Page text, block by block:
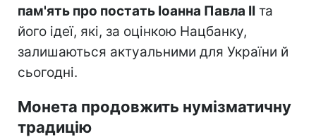
пам'ять про постать Іоанна Павла II та
його ідеї, які, за оцінкою Нацбанку,
залишаються актуальними для України й
сьогодні.
Монета продовжить нумізматичну
традицію